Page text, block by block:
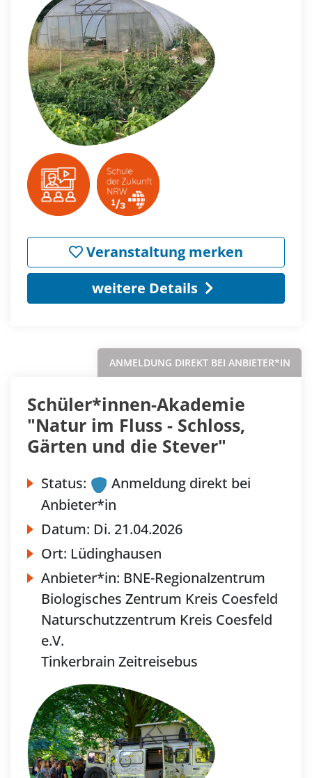
Veranstaltung merken
weitere Details
ANMELDUNG DIREKT BEI ANBIETER*IN
Schüler*innen-Akademie
"Natur im Fluss - Schloss,
Gärten und die Stever"
Status:
Anmeldung direkt bei
Anbieter*in
Datum: Di. 21.04.2026
Ort: Lüdinghausen
Anbieter*in: BNE-Regionalzentrum
Biologisches Zentrum Kreis Coesfeld
Naturschutzzentrum Kreis Coesfeld
e.V.
Tinkerbrain Zeitreisebus